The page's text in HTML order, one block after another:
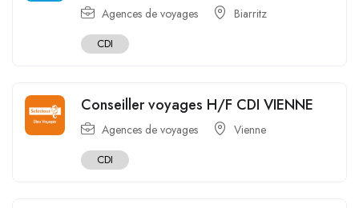
Agences de voyages Biarritz
CDI
Conseiller voyages H/F CDI VIENNE
Agences de voyages Vienne
CDI